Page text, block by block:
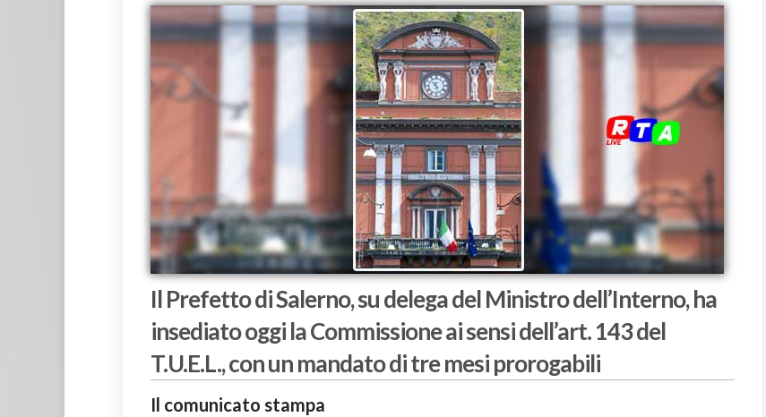
Il Prefetto di Salerno, su delega del Ministro dell’Interno, ha
insediato oggi la Commissione ai sensi dell’art. 143 del
T.U.E.L., con un mandato di tre mesi prorogabili
Il comunicato stampa